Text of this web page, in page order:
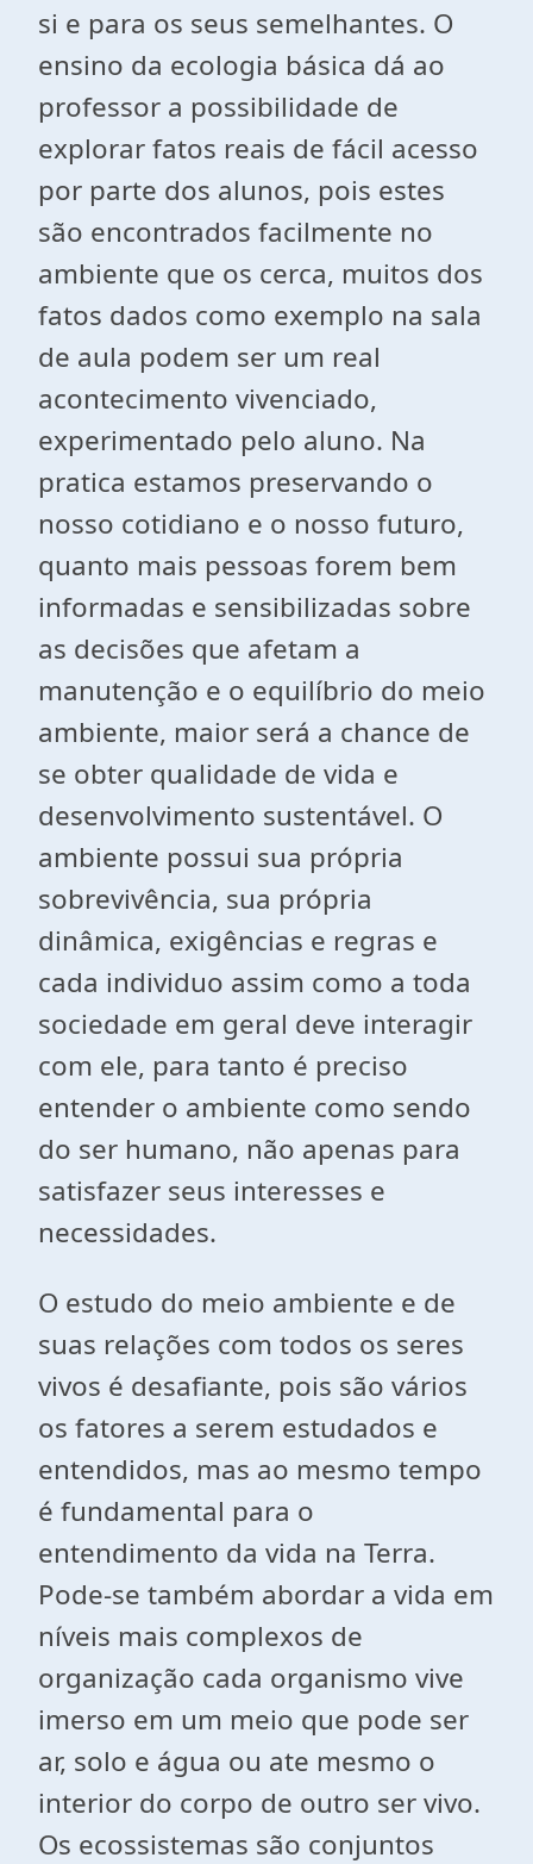
si e para os seus semelhantes. O
ensino da ecologia básica dá ao
professor a possibilidade de
explorar fatos reais de fácil acesso
por parte dos alunos, pois estes
são encontrados facilmente no
ambiente que os cerca, muitos dos
fatos dados como exemplo na sala
de aula podem ser um real
acontecimento vivenciado,
experimentado pelo aluno. Na
pratica estamos preservando o
nosso cotidiano e o nosso futuro,
quanto mais pessoas forem bem
informadas e sensibilizadas sobre
as decisões que afetam a
manutenção e o equilíbrio do meio
ambiente, maior será a chance de
se obter qualidade de vida e
desenvolvimento sustentável. O
ambiente possui sua própria
sobrevivência, sua própria
dinâmica, exigências e regras e
cada individuo assim como a toda
sociedade em geral deve interagir
com ele, para tanto é preciso
entender o ambiente como sendo
do ser humano, não apenas para
satisfazer seus interesses e
necessidades.
O estudo do meio ambiente e de
suas relações com todos os seres
vivos é desafiante, pois são vários
os fatores a serem estudados e
entendidos, mas ao mesmo tempo
é fundamental para o
entendimento da vida na Terra.
Pode-se também abordar a vida em
níveis mais complexos de
organização cada organismo vive
imerso em um meio que pode ser
ar, solo e água ou ate mesmo o
interior do corpo de outro ser vivo.
Os ecossistemas são conjuntos